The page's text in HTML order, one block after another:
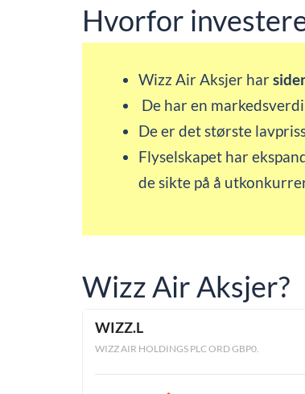
Hvorfor
Wizz Air Aksjer har
De har en
De er det største
Flyselskapet har
de sikte på å
Wizz Air Aksjer?